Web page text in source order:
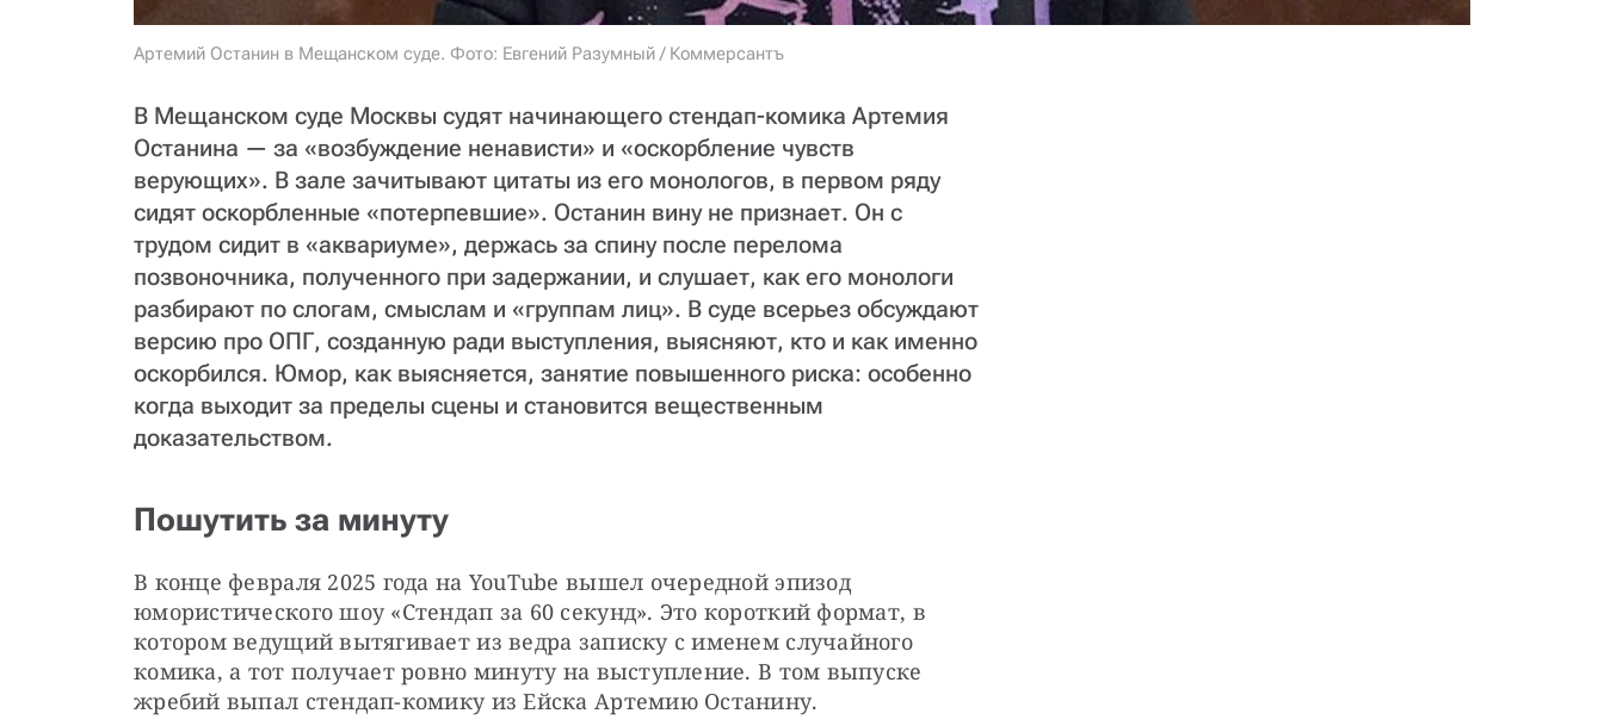
Артемий Останин в Мещанском суде. Фото: Евгений Разумный / Коммерсантъ
В Мещанском суде Москвы судят начинающего стендап-комика Артемия
Останина — за «возбуждение ненависти» и «оскорбление чувств
верующих». В зале зачитывают цитаты из его монологов, в первом ряду
сидят оскорбленные «потерпевшие». Останин вину не признает. Он с
трудом сидит в «аквариуме», держась за спину после перелома
позвоночника, полученного при задержании, и слушает, как его монологи
разбирают по слогам, смыслам и «группам лиц». В суде всерьез обсуждают
версию про ОПГ, созданную ради выступления, выясняют, кто и как именно
оскорбился. Юмор, как выясняется, занятие повышенного риска: особенно
когда выходит за пределы сцены и становится вещественным
доказательством.
Пошутить за минуту
В конце февраля 2025 года на YouTube вышел очередной эпизод
юмористического шоу «Стендап за 60 секунд». Это короткий формат, в
котором ведущий вытягивает из ведра записку с именем случайного
комика, а тот получает ровно минуту на выступление. В том выпуске
жребий выпал стендап-комику из Ейска Артемию Останину.